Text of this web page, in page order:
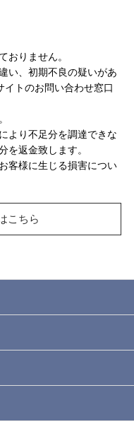
おりません。
い、初期不良の疑いがあ
トのお問い合わせ窓口
より不足分を調達できな
を返金致します。
客様に生じる損害につい
こちら